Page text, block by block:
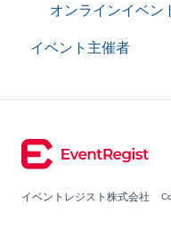
オンラインイベン
イベント主催者
イベント情報管理
イベント情報管理
イベントレジスト株式会社